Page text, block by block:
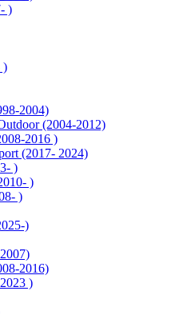
)
)
2004)
(2004-2012)
2016 )
(2017- 2024)
)
)
)
)
2016)
)